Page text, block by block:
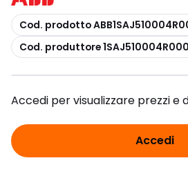
copia
Cod. prodotto
copia
Cod. produttore
Accedi per visualizzare prezzi e
Accedi